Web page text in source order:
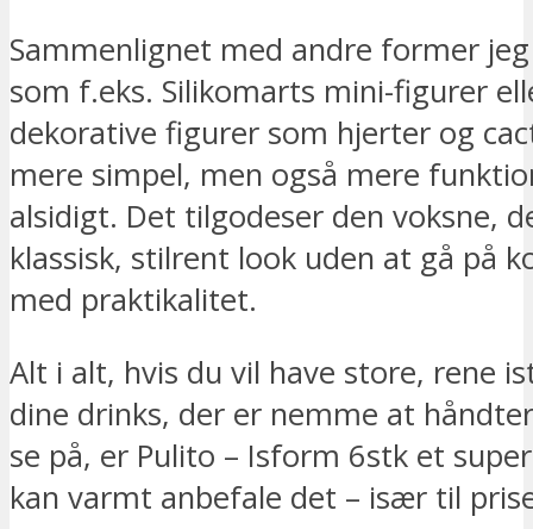
Sammenlignet med andre former
som f.eks. Silikomarts mini-figurer
dekorative figurer som hjerter og
mere simpel, men også mere
alsidigt. Det tilgodeser den voksne,
klassisk, stilrent look uden at gå på
med praktikalitet.
Alt i alt, hvis du vil have store, rene
dine drinks, der er nemme at
se på, er Pulito – Isform 6stk et
kan varmt anbefale det – især til